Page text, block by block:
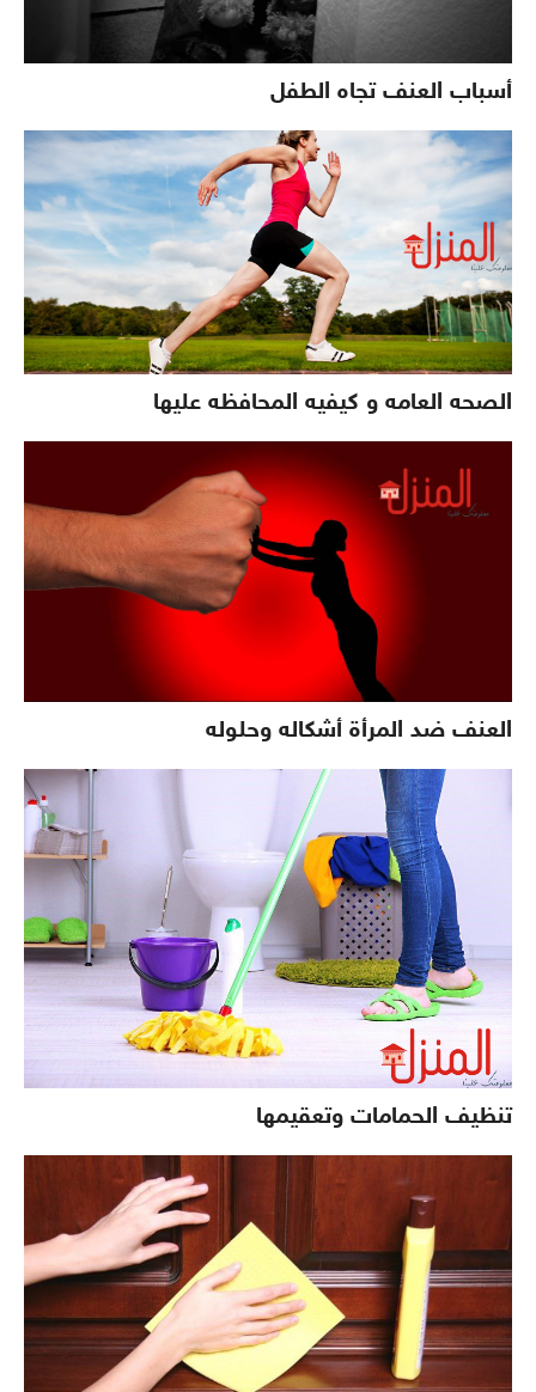
أسباب العنف تجاه الطفل
الصحه العامه و كيفيه المحافظه عليها
العنف ضد المرأة أشكاله وحلوله
تنظيف الحمامات وتعقيمها